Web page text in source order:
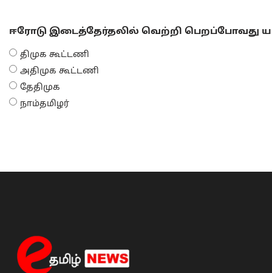
ஈரோடு இடைத்தேர்தலில் வெற்றி பெறப்போவது
திமுக கூட்டணி
அதிமுக கூட்டணி
தேதிமுக
நாம்தமிழர்